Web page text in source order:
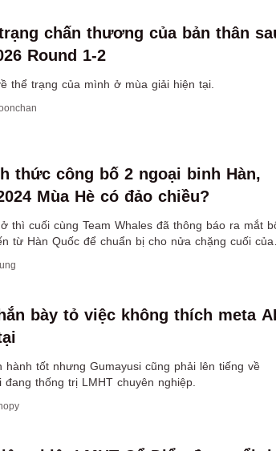
chấn thương của bản thân
Round 1-2
thể trạng của mình ở mùa giải hiện tại.
thức công bố 2 ngoại binh Hàn,
Mùa Hè có đảo chiều?
thì cuối cùng Team Whales đã thông báo ra mắt
từ Hàn Quốc để chuẩn bị cho nửa chặng cuối của
bày tỏ việc không thích meta
hành tốt nhưng Gumayusi cũng phải lên tiếng về
thống trị LMHT chuyên nghiệp.